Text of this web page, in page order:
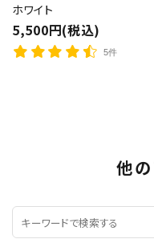
ホワイト
5,500円(税込)
5件
他